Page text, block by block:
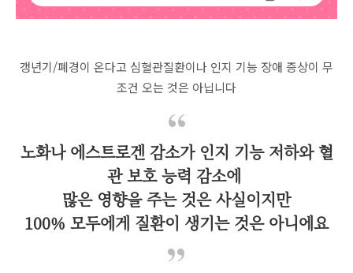
갱년기/폐경이 온다고 심혈관질환이나 인지 기능 장애 증상이 무
조건 오는 것은 아닙니다
노화나 에스트로겐 감소가 인지 기능 저하와 혈
관 보호 능력 감소에
많은 영향을 주는 것은 사실이지만
100% 모두에게 질환이 생기는 것은 아니에요